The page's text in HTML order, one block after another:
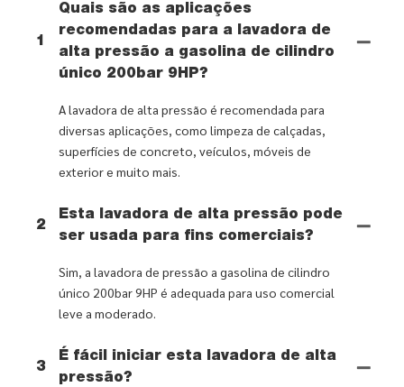
1
Quais são as aplicações
recomendadas para a lavadora de
alta pressão a gasolina de cilindro
único 200bar 9HP?
A lavadora de alta pressão é recomendada para
diversas aplicações, como limpeza de calçadas,
superfícies de concreto, veículos, móveis de
exterior e muito mais.
2
Esta lavadora de alta pressão pode
ser usada para fins comerciais?
Sim, a lavadora de pressão a gasolina de cilindro
único 200bar 9HP é adequada para uso comercial
leve a moderado.
3
É fácil iniciar esta lavadora de alta
pressão?